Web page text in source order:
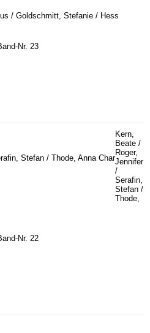
/ Goldschmitt, Stefanie / Hess
Nr. 23
Stefan / Thode, Anna Char
Kern,
Beate /
Roger,
Jennifer
/
Serafin,
Stefan /
Thode,
Nr. 22